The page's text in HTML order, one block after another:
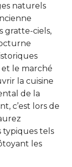
naturels
gratte-ciels,
le marché
la cuisine
de la
c’est lors de
typiques tels
les